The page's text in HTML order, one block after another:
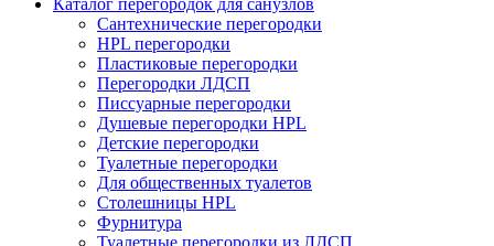
Каталог перегородок для санузлов
Сантехнические перегородки
HPL перегородки
Пластиковые перегородки
Перегородки ЛДСП
Писсуарные перегородки
Душевые перегородки HPL
Детские перегородки
Туалетные перегородки
Для общественных туалетов
Столешницы HPL
Фурнитура
Туалетные перегородки из ЛДСП